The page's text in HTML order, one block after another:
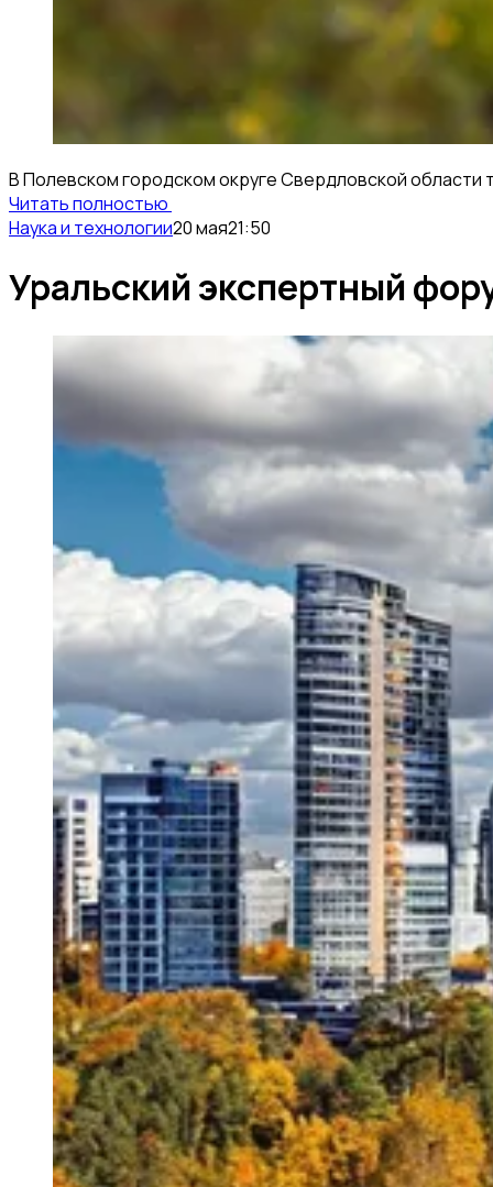
В Полевском городском округе Свердловской
Читать полностью
Наука и технологии20 мая21:50
Уральский экспертный